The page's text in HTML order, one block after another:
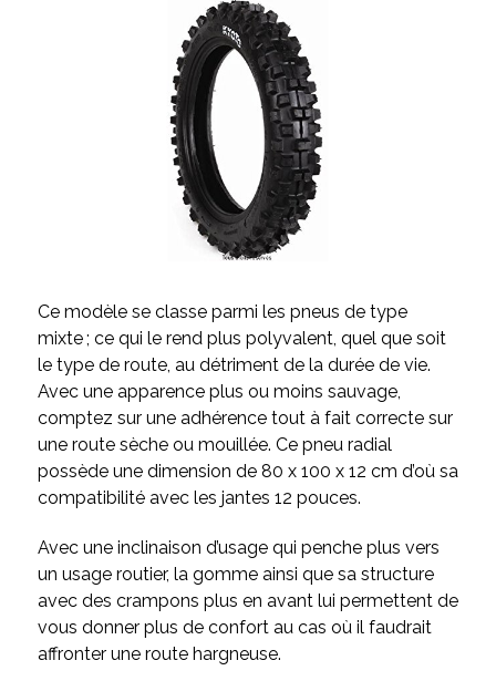
Ce modèle se classe parmi les pneus de type
mixte ; ce qui le rend plus polyvalent, quel que soit
le type de route, au détriment de la durée de vie.
Avec une apparence plus ou moins sauvage,
comptez sur une adhérence tout à fait correcte sur
une route sèche ou mouillée. Ce pneu radial
possède une dimension de 80 x 100 x 12 cm d’où sa
compatibilité avec les jantes 12 pouces.
Avec une inclinaison d’usage qui penche plus vers
un usage routier, la gomme ainsi que sa structure
avec des crampons plus en avant lui permettent de
vous donner plus de confort au cas où il faudrait
affronter une route hargneuse.